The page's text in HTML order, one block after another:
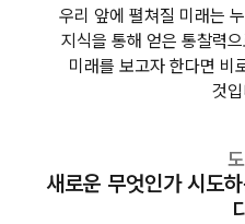
우리 앞에 펼쳐질 미래는
지식을 통해 얻은 통찰력
미래를 보고자 한다면 비
것
새로운 무엇인가 시도